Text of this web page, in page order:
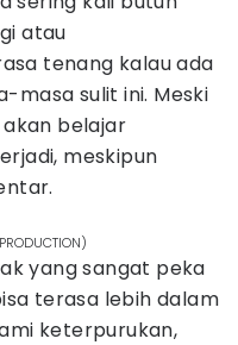
atau
tenang kalau ada
masa sulit ini. Meski
belajar
meskipun
yang sangat peka
terasa lebih dalam
keterpurukan,